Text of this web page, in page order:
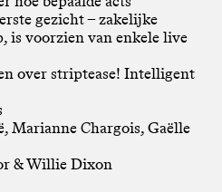
gezicht – zakelijke
is voorzien van enkele live
over striptease! Intelligent
Marianne Chargois, Gaëlle
& Willie Dixon